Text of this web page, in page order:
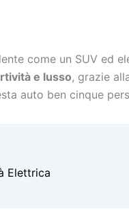
come un SUV ed
e lusso, grazie
auto ben cinque
Elettrica